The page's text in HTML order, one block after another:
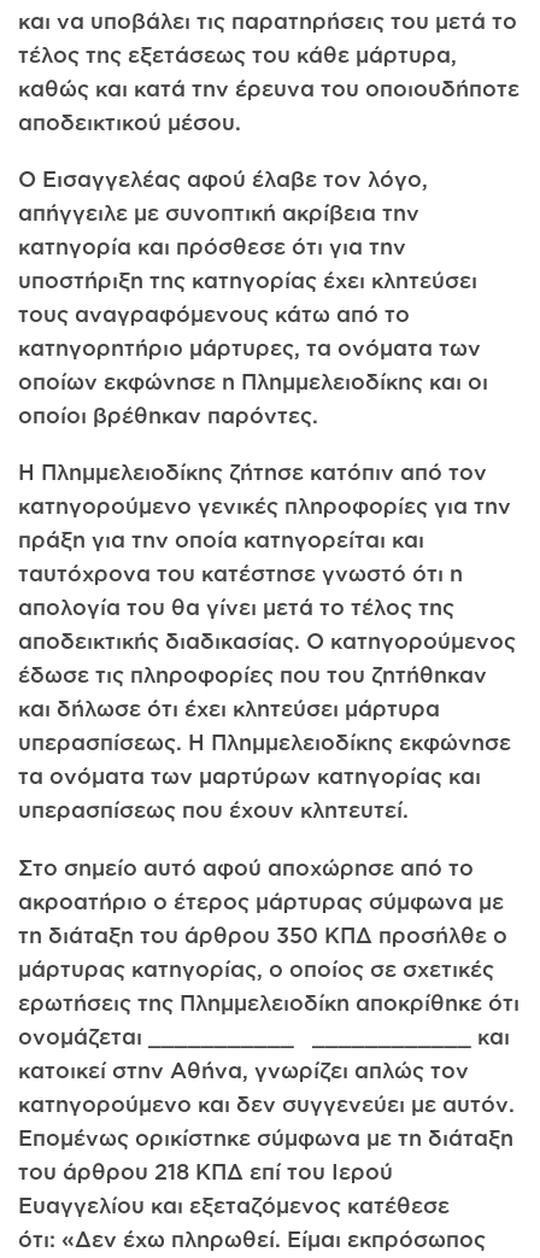
και να υποβάλει τις παρατηρήσεις του μετά το
τέλος της εξετάσεως του κάθε μάρτυρα,
καθώς και κατά την έρευνα του οποιουδήποτε
αποδεικτικού μέσου.
Ο Εισαγγελέας αφού έλαβε τον λόγο,
απήγγειλε με συνοπτική ακρίβεια την
κατηγορία και πρόσθεσε ότι για την
υποστήριξη της κατηγορίας έχει κλητεύσει
τους αναγραφόμενους κάτω από το
κατηγορητήριο μάρτυρες, τα ονόματα των
οποίων εκφώνησε η Πλημμελειοδίκης και οι
οποίοι βρέθηκαν παρόντες.
Η Πλημμελειοδίκης ζήτησε κατόπιν από τον
κατηγορούμενο γενικές πληροφορίες για την
πράξη για την οποία κατηγορείται και
ταυτόχρονα του κατέστησε γνωστό ότι η
απολογία του θα γίνει μετά το τέλος της
αποδεικτικής διαδικασίας. Ο κατηγορούμενος
έδωσε τις πληροφορίες που του ζητήθηκαν
και δήλωσε ότι έχει κλητεύσει μάρτυρα
υπερασπίσεως. Η Πλημμελειοδίκης εκφώνησε
τα ονόματα των μαρτύρων κατηγορίας και
υπερασπίσεως που έχουν κλητευτεί.
Στο σημείο αυτό αφού αποχώρησε από το
ακροατήριο ο έτερος μάρτυρας σύμφωνα με
τη διάταξη του άρθρου 350 ΚΠΔ προσήλθε ο
μάρτυρας κατηγορίας, ο οποίος σε σχετικές
ερωτήσεις της Πλημμελειοδίκη αποκρίθηκε ότι
ονομάζεται ___________ ____________ και
κατοικεί στην Αθήνα, γνωρίζει απλώς τον
κατηγορούμενο και δεν συγγενεύει με αυτόν.
Επομένως ορικίστηκε σύμφωνα με τη διάταξη
του άρθρου 218 ΚΠΔ επί του Ιερού
Ευαγγελίου και εξεταζόμενος κατέθεσε
ότι: «Δεν έχω πληρωθεί. Είμαι εκπρόσωπος